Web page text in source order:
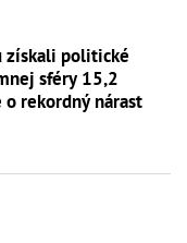
získali politické
sféry 15,2
rekordný nárast